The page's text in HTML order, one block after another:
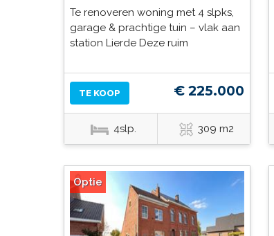
Te renoveren woning met 4 slpks,
garage & prachtige tuin – vlak aan
station Lierde Deze ruim
TE KOOP € 225.000
4slp. 309 m2
Optie